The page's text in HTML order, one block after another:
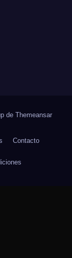
de Themeansar
Contacto